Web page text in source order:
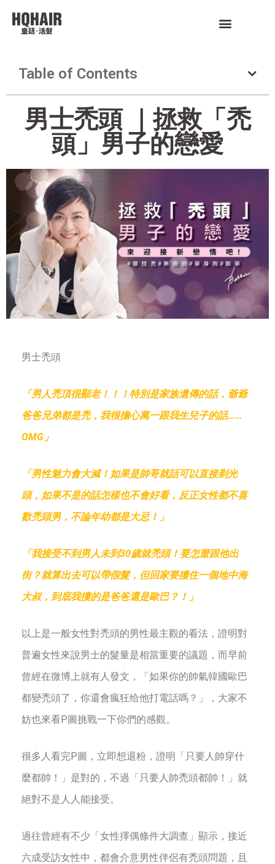
Table of Contents
男士禿頭 ｜拯救「禿
頭」男子的戀愛
男士禿頭
「男人禿頂很顯老！！！特別是家族遺傳的話，爺爺
爸爸兄弟都是禿，我很擔心萬一跟我生兒子的話……
OMG」
「男性魅力會大減！如果是帥哥就話可以直接剃光
頭，如果不是的話怎樣也不會好看，反正女性都不喜
歡禿頭男，不論年幼都是大忌！」
「我接受不到男人未到30歲就禿頭！要怎麼跟他出
街？就算出去可以帶假髮，但回家要摟住一個地中海
大叔，到底我摟的是爸爸還是歐巴？！」
以上是一般女性對禿頭的男性最主觀的看法，證明對
普遍女性來說男士的髮量是相當重要的議題，而早前
曾經在微博上就有人發文，「如果你的帥氣韓國歐巴
都變禿頭了，你還會瘋狂给他打電話嗎？」，大家不
妨也來看P圖挑戰一下你們的感觀。
很多人看完P圖，立即想退粉，證明「只要人帥穿什
麼都帥！」是對的，不過「只要人帥禿頭都帥！」就
絕對不是人人能接受。
過往曾經有不少「女性擇偶條件大調查」顯示，接近
六成受訪女性中，都會介意男性伴侶有禿頭問題，且